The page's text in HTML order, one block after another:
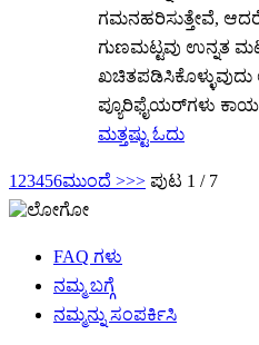
ಗಮನಹರಿಸುತ್ತೇವೆ,
ಗುಣಮಟ್ಟವು ಉನ್ನತ
ಖಚಿತಪಡಿಸಿಕೊಳ್ಳುವುದು
ಪ್ಯೂರಿಫೈಯರ್‌ಗಳು
ಮತ್ತಷ್ಟು ಓದು
1 23456ಮುಂದೆ >>> ಪುಟ 1 / 7
FAQ ಗಳು
ನಮ್ಮ ಬಗ್ಗೆ
ನಮ್ಮನ್ನು ಸಂಪರ್ಕಿಸಿ